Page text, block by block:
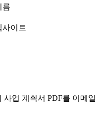
름
사이트
업 계획서 PDF를 이메일